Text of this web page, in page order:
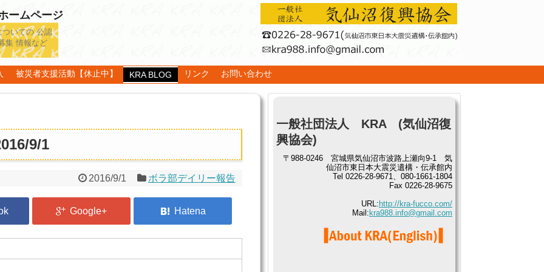
ームページ
いての 公認
集 情報など
被災者支援活動【休止中】 KRA BLOG リンク お問い合わせ
9/1
2016/9/1 ボラ部デイリー報告
一般社団法人 KRA (気仙沼復
興協会)
〒988-0246 宮城県気仙沼市波路上瀬向9-1 気
仙沼市東日本大震災遺構・伝承館内
Tel 0226-28-9671、080-1661-1804
Fax 0226-28-9675
URL: http://kra-fucco.com/
Mail: kra988.info@gmail.com